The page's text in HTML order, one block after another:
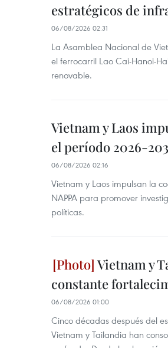
estratégicos de
06/08/2026 02:31
La Asamblea Nacional de
el ferrocarril Lao Cai-Hanoi-
renovable.
Vietnam y Laos
el período 2026-
06/08/2026 02:16
Vietnam y Laos impulsan la
NAPPA para promover
políticas.
Vietnam y
constante
06/08/2026 01:00
Cinco décadas después del
Vietnam y Tailandia han